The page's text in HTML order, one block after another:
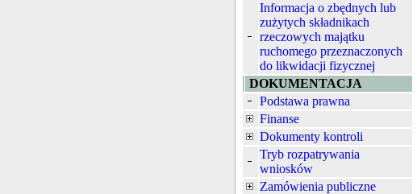
Informacja o zbędnych lub
zużytych składnikach
rzeczowych majątku
ruchomego przeznaczonych
do likwidacji fizycznej
DOKUMENTACJA
Podstawa prawna
Finanse
Dokumenty kontroli
Tryb rozpatrywania
wniosków
Zamówienia publiczne